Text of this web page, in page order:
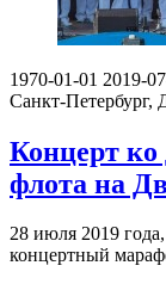
1970-01-01 2019-
Санкт-Петербург,
Концерт
флота на
28 июля 2019
концертный